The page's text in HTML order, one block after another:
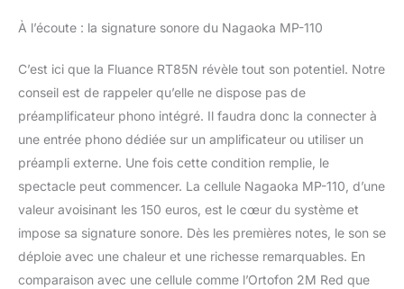
À l’écoute : la signature sonore du Nagaoka MP-110
C’est ici que la Fluance RT85N révèle tout son potentiel. Notre
conseil est de rappeler qu’elle ne dispose pas de
préamplificateur phono intégré. Il faudra donc la connecter à
une entrée phono dédiée sur un amplificateur ou utiliser un
préampli externe. Une fois cette condition remplie, le
spectacle peut commencer. La cellule Nagaoka MP-110, d’une
valeur avoisinant les 150 euros, est le cœur du système et
impose sa signature sonore. Dès les premières notes, le son se
déploie avec une chaleur et une richesse remarquables. En
comparaison avec une cellule comme l’Ortofon 2M Red que